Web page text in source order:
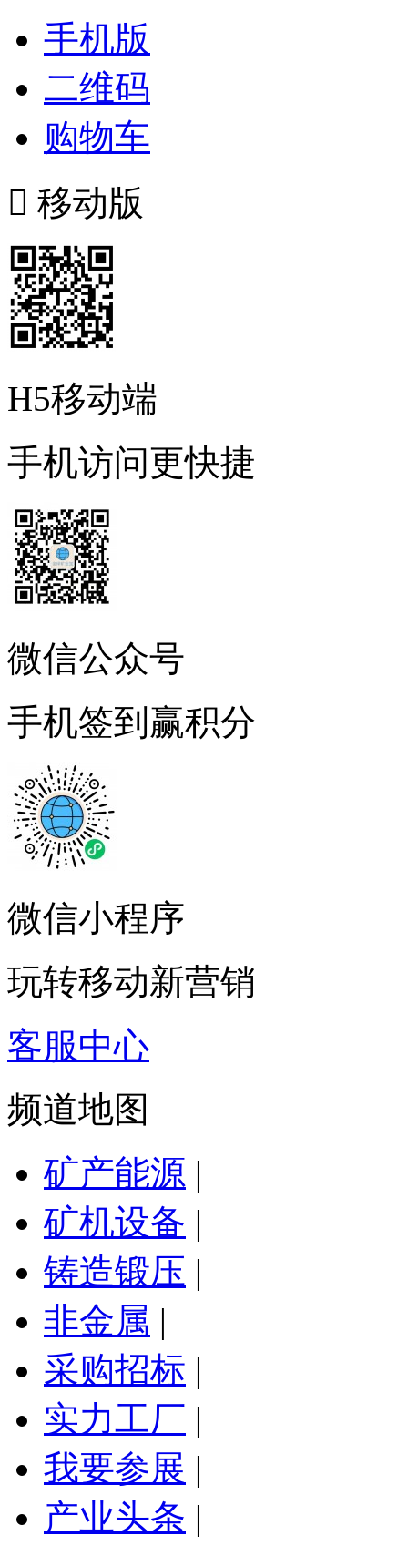
手机版
二维码
购物车
 移动版
H5移动端
手机访问更快捷
微信公众号
手机签到赢积分
微信小程序
玩转移动新营销
客服中心
频道地图
矿产能源 |
矿机设备 |
铸造锻压 |
非金属 |
采购招标 |
实力工厂 |
我要参展 |
产业头条 |